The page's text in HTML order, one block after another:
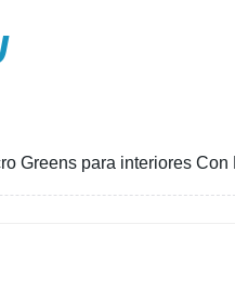
Greens para interiores